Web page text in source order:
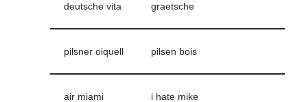
deutsche vita graetsche
pilsner oiquell pilsen bois
air miami i hate mike